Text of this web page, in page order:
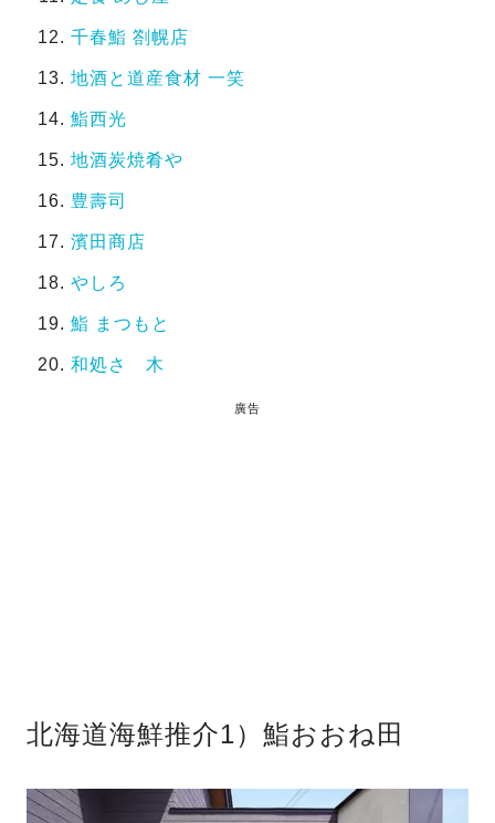
千春鮨 劄幌店
地酒と道産食材 一笑
鮨西光
地酒炭焼肴や
豊壽司
濱田商店
やしろ
鮨 まつもと
和処さゝ木
廣告
北海道海鮮推介1）鮨おおね田